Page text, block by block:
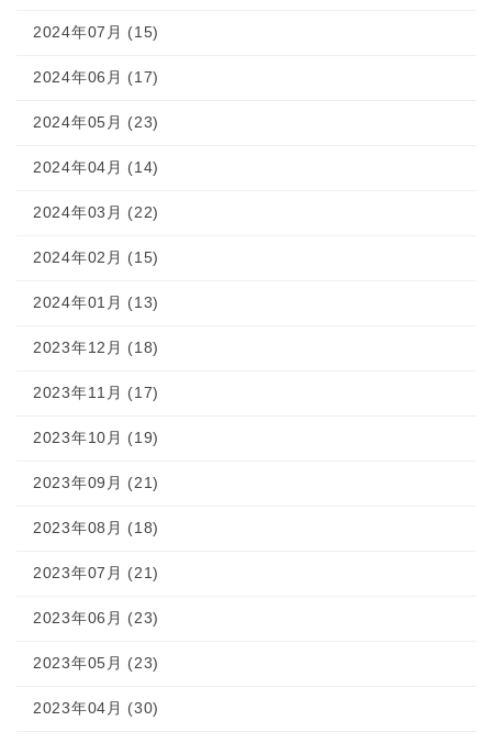
2024年07月 (15)
2024年06月 (17)
2024年05月 (23)
2024年04月 (14)
2024年03月 (22)
2024年02月 (15)
2024年01月 (13)
2023年12月 (18)
2023年11月 (17)
2023年10月 (19)
2023年09月 (21)
2023年08月 (18)
2023年07月 (21)
2023年06月 (23)
2023年05月 (23)
2023年04月 (30)